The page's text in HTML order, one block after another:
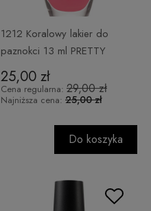
1212 Koralowy lakier do
paznokci 13 ml PRETTY
AWESOME
25,00 zł
Cena regularna: 29,00 zł
Najniższa cena: 25,00 zł
Do koszyka